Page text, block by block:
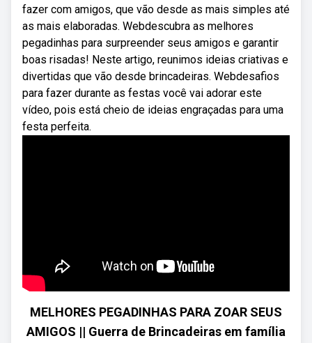
fazer com amigos, que vão desde as mais simples até
as mais elaboradas. Webdescubra as melhores
pegadinhas para surpreender seus amigos e garantir
boas risadas! Neste artigo, reunimos ideias criativas e
divertidas que vão desde brincadeiras. Webdesafios
para fazer durante as festas você vai adorar este
vídeo, pois está cheio de ideias engraçadas para uma
festa perfeita.
MELHORES PEGADINHAS PARA ZOAR SEUS
AMIGOS || Guerra de Brincadeiras em família